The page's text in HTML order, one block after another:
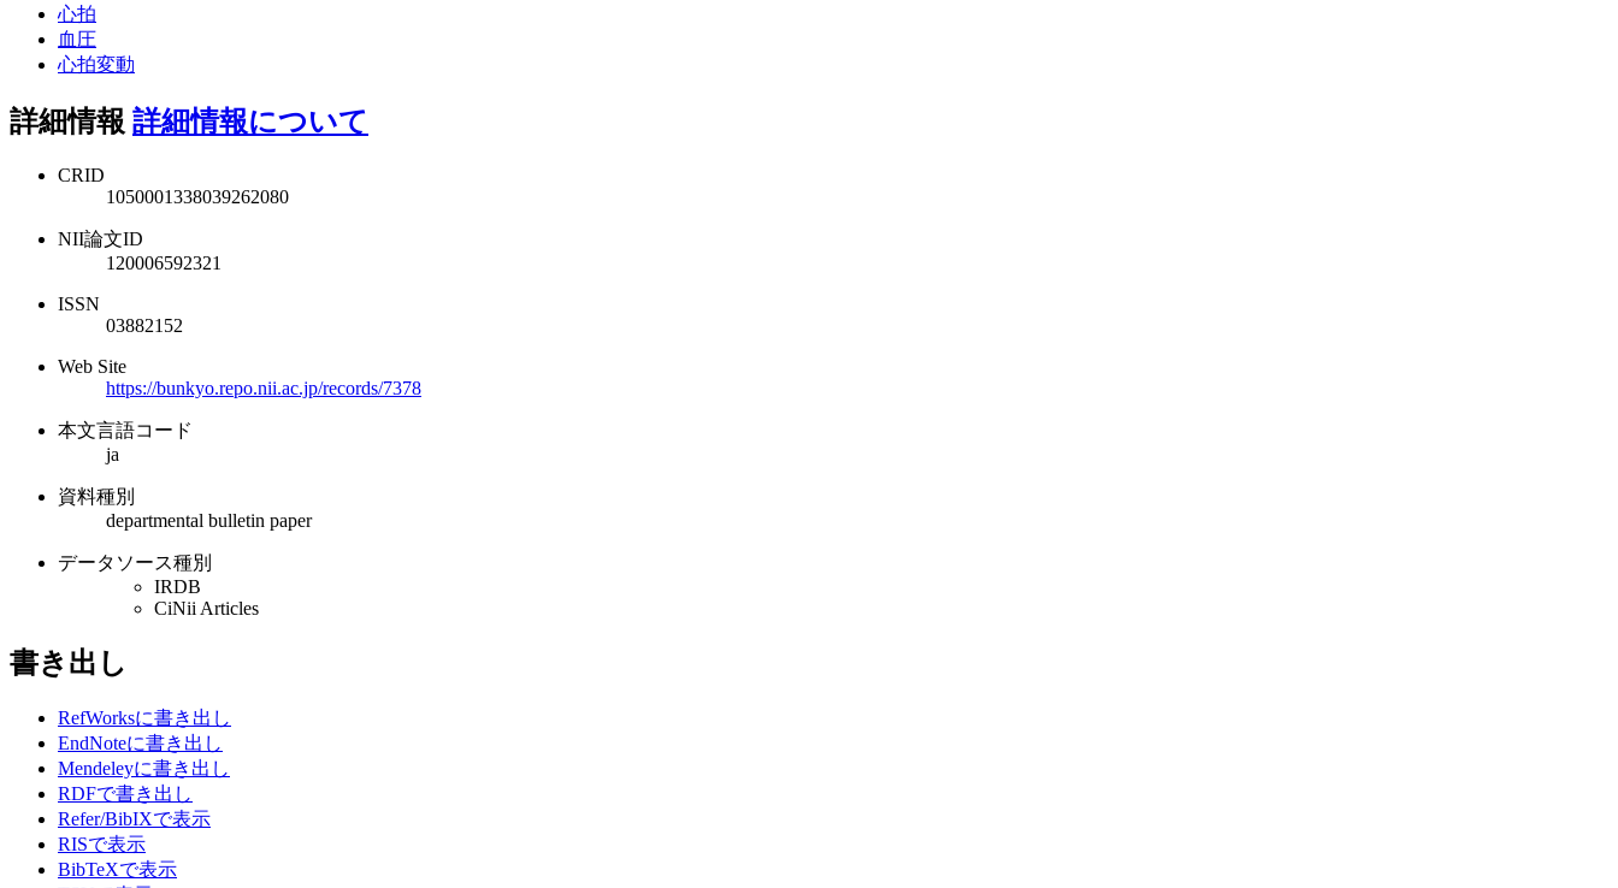
心拍
血圧
心拍変動
詳細情報 詳細情報について
CRID
1050001338039262080
NII論文ID
120006592321
ISSN
03882152
Web Site
https://bunkyo.repo.nii.ac.jp/records/7378
本文言語コード
ja
資料種別
departmental bulletin paper
データソース種別
IRDB
CiNii Articles
書き出し
RefWorksに書き出し
EndNoteに書き出し
Mendeleyに書き出し
RDFで書き出し
Refer/BibIXで表示
RISで表示
BibTeXで表示